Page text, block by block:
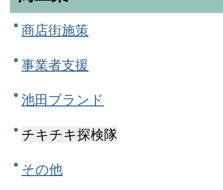
商店街施策
事業者支援
池田ブランド
チキチキ探検隊
その他